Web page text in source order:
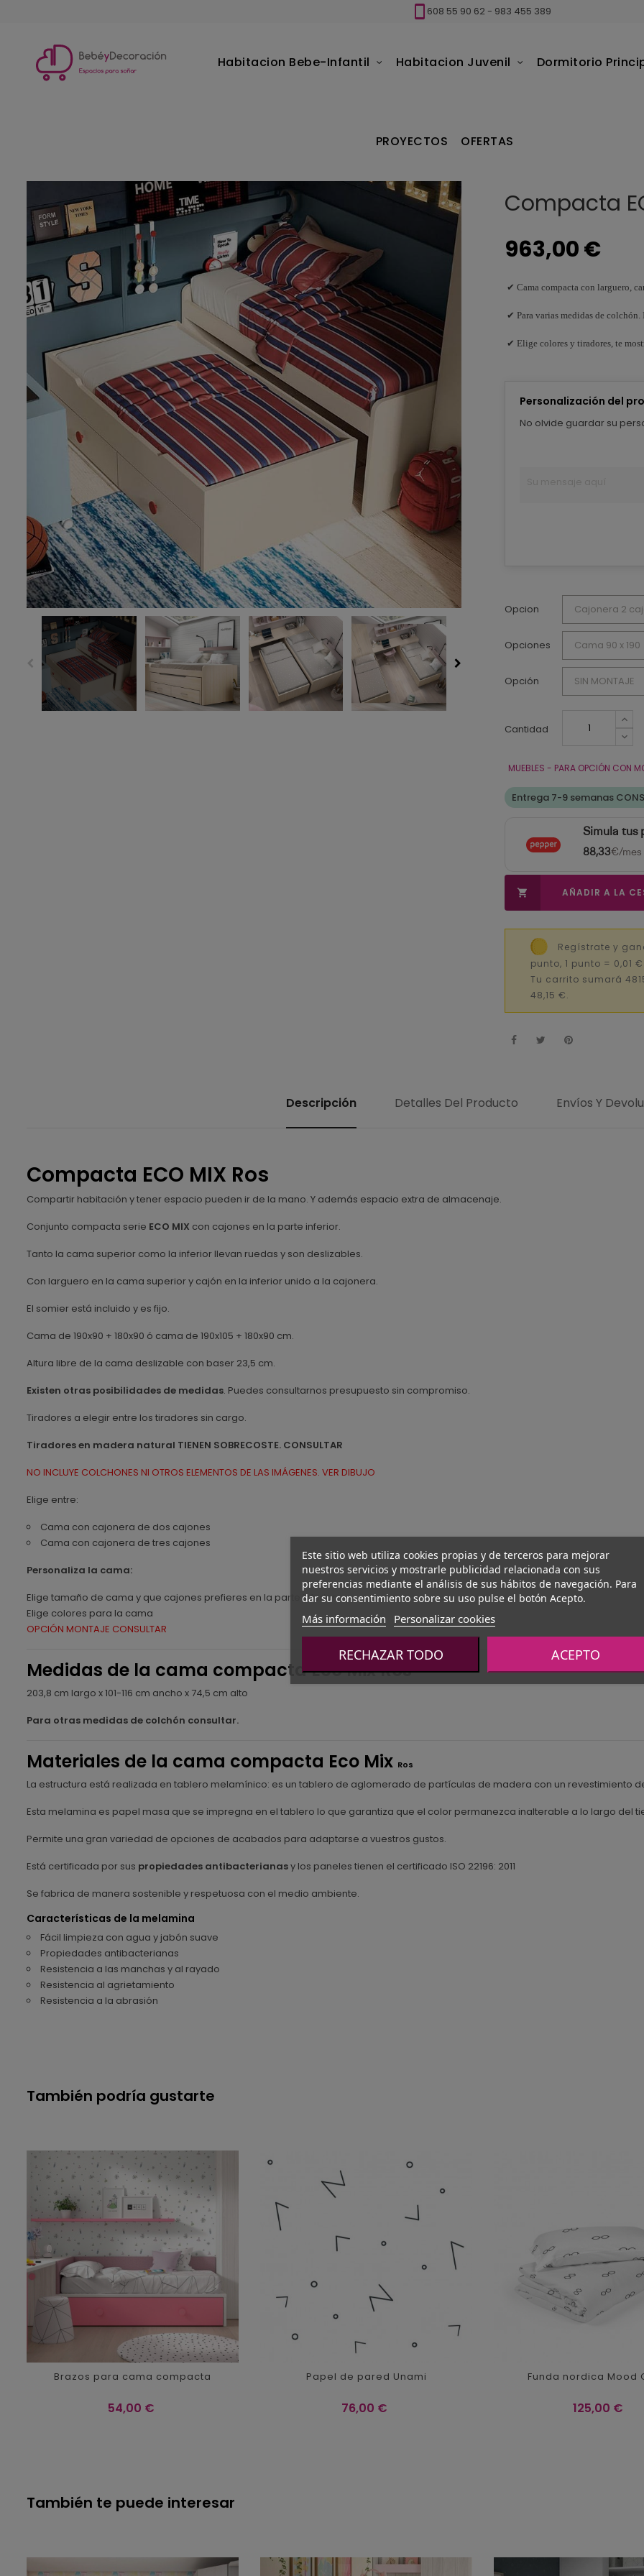
608 55 90 62 - 983 455 389
Habitacion Bebe-Infantil Habitacion Juvenil Dormitorio
PROYECTOS OFERTAS
Compacta
963,00 €
✔ Cama compacta con larguero,
✔ Para varias medidas de
✔ Elige colores y tiradores, te
Personalización del
No olvide guardar su
Opcion
Opciones
Opción
Cantidad
MUEBLES - PARA OPCIÓN CON
Entrega 7-9 semanas
Simula tus
88,33€/mes
 AÑADIR A LA
Regístrate y
punto, 1 punto = 0,01
Tu carrito sumará
48,15 €.
Descripción Detalles Del Producto Envíos Y
Compacta ECO MIX Ros
Compartir habitación y tener espacio pueden ir de la mano. Y además espacio extra de almacenaje.
Conjunto compacta serie ECO MIX con cajones en la parte inferior.
Tanto la cama superior como la inferior llevan ruedas y son deslizables.
Con larguero en la cama superior y cajón en la inferior unido a la cajonera.
El somier está incluido y es fijo.
Cama de 190x90 + 180x90 ó cama de 190x105 + 180x90 cm.
Altura libre de la cama deslizable con baser 23,5 cm.
Existen otras posibilidades de medidas. Puedes consultarnos presupuesto sin compromiso.
Tiradores a elegir entre los tiradores sin cargo.
Tiradores en madera natural TIENEN SOBRECOSTE. CONSULTAR
NO INCLUYE COLCHONES NI OTROS ELEMENTOS DE LAS IMÁGENES. VER DIBUJO
Elige entre:
Cama con cajonera de dos cajones
Cama con cajonera de tres cajones
Personaliza la cama:
Elige tamaño de cama y que cajones prefieres en la parte inferior
Elige colores para la cama
OPCIÓN MONTAJE CONSULTAR
Medidas de la cama compacta Eco Mix Ros
203,8 cm largo x 101-116 cm ancho x 74,5 cm alto
Para otras medidas de colchón consultar.
Materiales de la cama compacta Eco Mix Ros
La estructura está realizada en tablero melamínico: es un tablero de aglomerado de partículas de madera con un revestimiento
Esta melamina es papel masa que se impregna en el tablero lo que garantiza que el color permanezca inalterable a lo largo del
Permite una gran variedad de opciones de acabados para adaptarse a vuestros gustos.
Está certificada por sus propiedades antibacterianasy los paneles tienen el certificado ISO 22196: 2011
Se fabrica de manera sostenible y respetuosa con el medio ambiente.
Características de la melamina
Fácil limpieza con agua y jabón suave
Propiedades antibacterianas
Resistencia a las manchas y al rayado
Resistencia al agrietamiento
Resistencia a la abrasión
También podría gustarte
Brazos para cama compacta
Precio
54,00 €
Papel de pared Unami
Precio
76,00 €
Funda nordica Mood
Precio
125,00 €
También te puede interesar
Este sitio web utiliza cookies propias y de terceros para mejorar
nuestros servicios y mostrarle publicidad relacionada con sus
preferencias mediante el análisis de sus hábitos de navegación. Para
dar su consentimiento sobre su uso pulse el botón Acepto.
Más información Personalizar cookies
RECHAZAR TODO ACEPTO